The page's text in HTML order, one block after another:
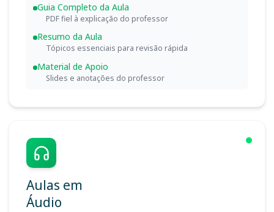
Guia Completo da Aula
PDF fiel à explicação do professor
Resumo da Aula
Tópicos essenciais para revisão rápida
Material de Apoio
Slides e anotações do professor
Aulas em
Áudio